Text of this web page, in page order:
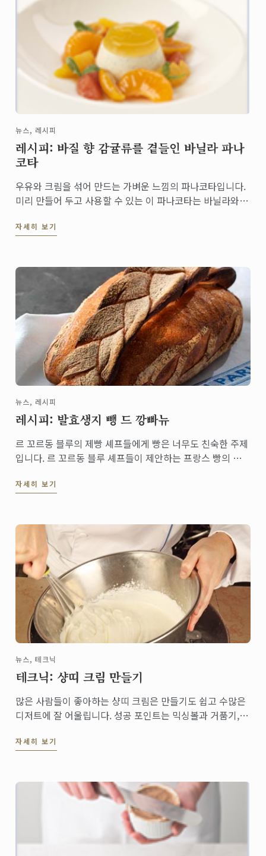
뉴스, 레시피
레시피: 바질 향 감귤류를 곁들인 바닐라 파나
코타
우유와 크림을 섞어 만드는 가벼운 느낌의 파나코타입니다.
미리 만들어 두고 사용할 수 있는 이 파나코타는 바닐라와
디저트입니다.
자세히 보기
뉴스, 레시피
레시피: 발효생지 뺑 드 깡빠뉴
르 꼬르동 블루의 제빵 셰프들에게 빵은 너무도 친숙한 주제
입니다. 르 꼬르동 블루 셰프들이 제안하는 프랑스 빵의 클
자세히 보기
뉴스, 테크닉
테크닉: 샹띠 크림 만들기
많은 사람들이 좋아하는 샹띠 크림은 만들기도 쉽고 수많은
디저트에 잘 어울립니다. 성공 포인트는 믹싱볼과 거품기,
자세히 보기